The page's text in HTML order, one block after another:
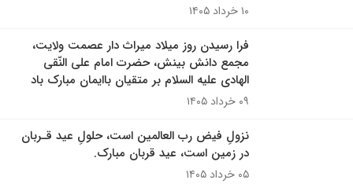
۱۰ خرداد ۱۴۰۵
فرا رسیدن روز میلاد میراث دار عصمت ولایت،
مجمع دانش بینش، حضرت امام علی النّقی
الهادی علیه السلام بر متقیان باایمان مبارک باد
۰۹ خرداد ۱۴۰۵
نزولِ فیض رب العالمین است، حلولِ عید قـربان
در زمین است، عید قربان مبارک.
۰۵ خرداد ۱۴۰۵